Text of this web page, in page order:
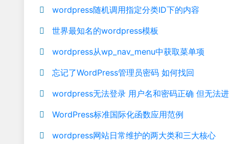
wordpress随机调用指定分类ID下的内容
世界最知名的wordpress模板
wordpress从wp_nav_menu中获取菜单项
忘记了WordPress管理员密码 如何找回
wordpress无法登录 用户名和密码正确 但无法
WordPress标准国际化函数应用范例
wordpress网站日常维护的两大类和三大核心